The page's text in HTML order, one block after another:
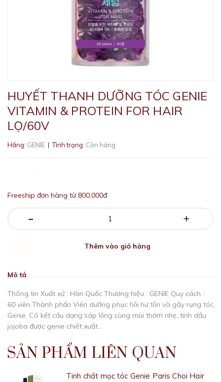
HUYẾT THANH DƯỠNG TÓC GENIE
VITAMIN & PROTEIN FOR HAIR
LỌ/60V
Hãng: GENIE | Tình trạng: Còn hàng
Freeship đơn hàng từ 800,000đ
- +
Thêm vào giỏ hàng
Mô tả
Thông tin Xuất xứ : Hàn Quốc Thương hiệu : GENIE Quy cách :
60 viên Thành phần Viên dưỡng phục hồi hư tổn và gãy rụng tóc
Genie. Có kết cấu dạng sáp lỏng cùng mùi thơm nhẹ, tinh dầu
jojoba được genie chiết xuất...
SẢN PHẨM LIÊN QUAN
Tinh chất mọc tóc Genie Paris Choi Hair